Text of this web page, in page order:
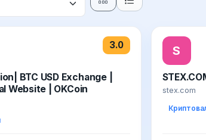
3.0
BTC USD Exchange |
Website | OKCoin
S
stex.com